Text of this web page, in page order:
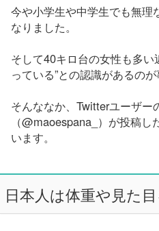
今や小学生や中学生でも無理
なりました。
そして40キロ台の女性も多い
っている”との認識があるのが
そんななか、Twitterユーザー
（@maoespana_）が投稿
います。
日本人は体重や見た